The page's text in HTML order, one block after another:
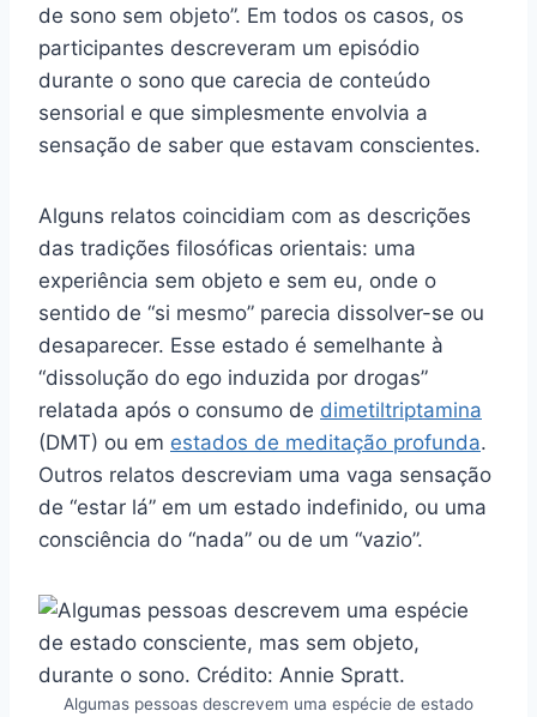
de sono sem objeto”. Em todos os casos, os
participantes descreveram um episódio
durante o sono que carecia de conteúdo
sensorial e que simplesmente envolvia a
sensação de saber que estavam conscientes.
Alguns relatos coincidiam com as descrições
das tradições filosóficas orientais: uma
experiência sem objeto e sem eu, onde o
sentido de “si mesmo” parecia dissolver-se ou
desaparecer. Esse estado é semelhante à
“dissolução do ego induzida por drogas”
relatada após o consumo de dimetiltriptamina
(DMT) ou em estados de meditação profunda.
Outros relatos descreviam uma vaga sensação
de “estar lá” em um estado indefinido, ou uma
consciência do “nada” ou de um “vazio”.
Algumas pessoas descrevem uma espécie de estado